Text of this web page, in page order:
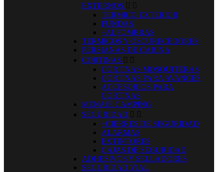
EXTERNOS  
TERMICO EXTERIOR
FUNDAS
+ALFOMBRAS
TERMICOS Y OSCURECEDORES
PERSIANAS DE CABINA
CORTINAS  
CORTINAS MOSQUITERAS
CORTINAS PARA AVANCES
ACCESORIOS PARA
CORTINAS
MENAJE CAMPING
SEGURIDAD  
+CIERRES DE SEGURIDAD
ALARMAS
EXTINTORES
CAJAS DE SEGURIDAD
ADHESIVOS Y SELLADORES
SEGURIDAD VIAL